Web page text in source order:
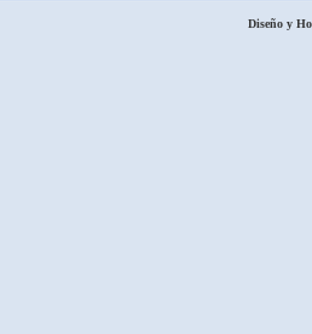
Diseño y